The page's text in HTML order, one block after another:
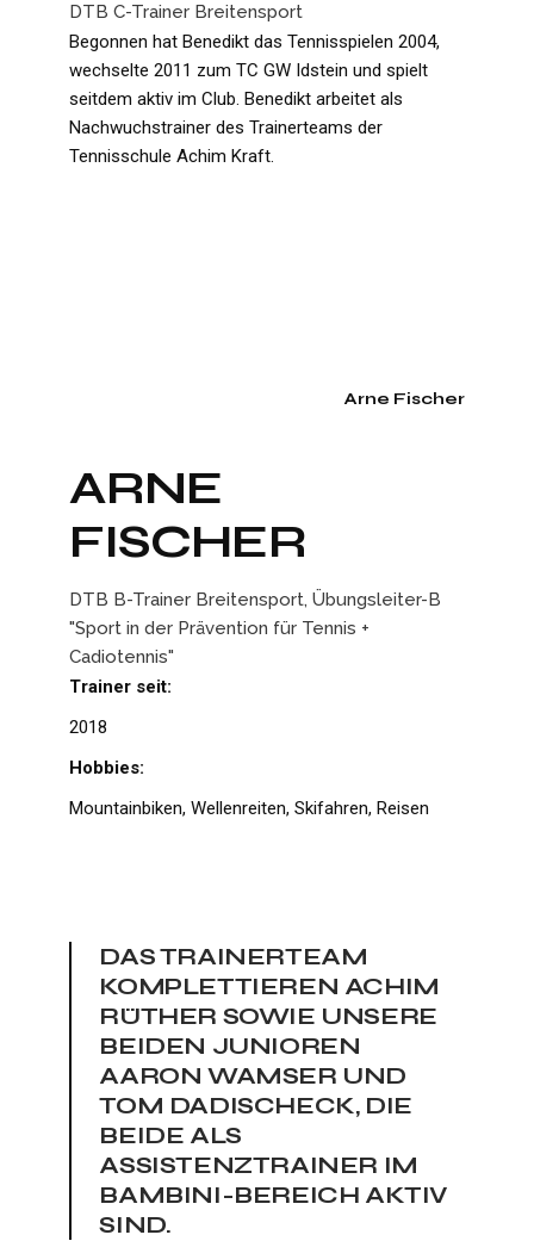
DTB C-Trainer Breitensport
Begonnen hat Benedikt das Tennisspielen 2004,
wechselte 2011 zum TC GW Idstein und spielt
seitdem aktiv im Club. Benedikt arbeitet als
Nachwuchstrainer des Trainerteams der
Tennisschule Achim Kraft.
Arne Fischer
ARNE
FISCHER
DTB B-Trainer Breitensport, Übungsleiter-B
"Sport in der Prävention für Tennis +
Cadiotennis"
Trainer seit:
2018
Hobbies:
Mountainbiken, Wellenreiten, Skifahren, Reisen
DAS TRAINERTEAM
KOMPLETTIEREN ACHIM
RÜTHER SOWIE UNSERE
BEIDEN JUNIOREN
AARON WAMSER UND
TOM DADISCHECK, DIE
BEIDE ALS
ASSISTENZTRAINER IM
BAMBINI-BEREICH AKTIV
SIND.